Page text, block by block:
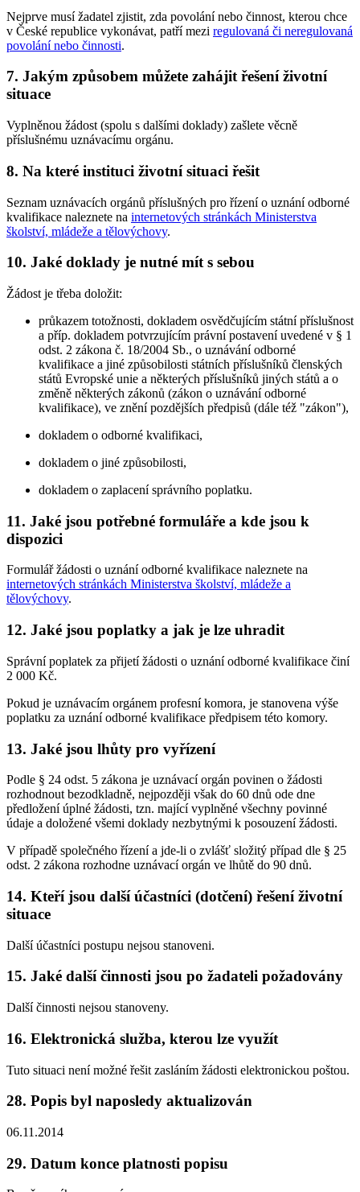
Nejprve musí žadatel zjistit, zda povolání nebo činnost, kterou chce
v České republice vykonávat, patří mezi regulovaná či neregulovaná
povolání nebo činnosti.
7. Jakým způsobem můžete zahájit řešení životní
situace
Vyplněnou žádost (spolu s dalšími doklady) zašlete věcně
příslušnému uznávacímu orgánu.
8. Na které instituci životní situaci řešit
Seznam uznávacích orgánů příslušných pro řízení o uznání odborné
kvalifikace naleznete na internetových stránkách Ministerstva
školství, mládeže a tělovýchovy.
10. Jaké doklady je nutné mít s sebou
Žádost je třeba doložit:
průkazem totožnosti, dokladem osvědčujícím státní příslušnost
a příp. dokladem potvrzujícím právní postavení uvedené v § 1
odst. 2 zákona č. 18/2004 Sb., o uznávání odborné
kvalifikace a jiné způsobilosti státních příslušníků členských
států Evropské unie a některých příslušníků jiných států a o
změně některých zákonů (zákon o uznávání odborné
kvalifikace), ve znění pozdějších předpisů (dále též "zákon"),
dokladem o odborné kvalifikaci,
dokladem o jiné způsobilosti,
dokladem o zaplacení správního poplatku.
11. Jaké jsou potřebné formuláře a kde jsou k
dispozici
Formulář žádosti o uznání odborné kvalifikace naleznete na
internetových stránkách Ministerstva školství, mládeže a
tělovýchovy.
12. Jaké jsou poplatky a jak je lze uhradit
Správní poplatek za přijetí žádosti o uznání odborné kvalifikace činí
2 000 Kč.
Pokud je uznávacím orgánem profesní komora, je stanovena výše
poplatku za uznání odborné kvalifikace předpisem této komory.
13. Jaké jsou lhůty pro vyřízení
Podle § 24 odst. 5 zákona je uznávací orgán povinen o žádosti
rozhodnout bezodkladně, nejpozději však do 60 dnů ode dne
předložení úplné žádosti, tzn. mající vyplněné všechny povinné
údaje a doložené všemi doklady nezbytnými k posouzení žádosti.
V případě společného řízení a jde-li o zvlášť složitý případ dle § 25
odst. 2 zákona rozhodne uznávací orgán ve lhůtě do 90 dnů.
14. Kteří jsou další účastníci (dotčení) řešení životní
situace
Další účastníci postupu nejsou stanoveni.
15. Jaké další činnosti jsou po žadateli požadovány
Další činnosti nejsou stanoveny.
16. Elektronická služba, kterou lze využít
Tuto situaci není možné řešit zasláním žádosti elektronickou poštou.
28. Popis byl naposledy aktualizován
06.11.2014
29. Datum konce platnosti popisu